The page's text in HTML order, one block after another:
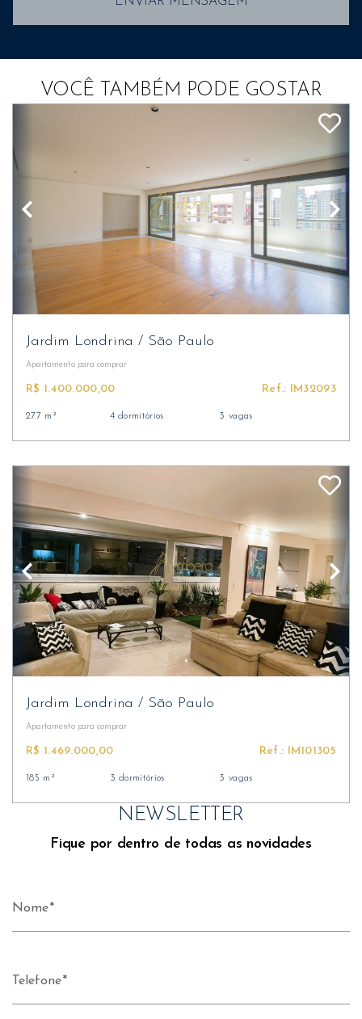
VOCÊ TAMBÉM PODE GOSTAR
Jardim Londrina/ São Paulo
Apartamento para comprar
R$ 1.400.000,00 Ref.: IM32093
277 m² 4 dormitórios 3 vagas
Jardim Londrina/ São Paulo
Apartamento para comprar
R$ 1.469.000,00 Ref.: IM101305
185 m² 3 dormitórios 3 vagas
NEWSLETTER
Fique por dentro de todas as novidades
Nome
Telefone